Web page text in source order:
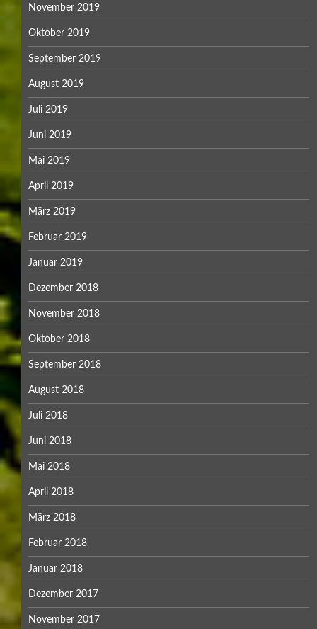
November 2019
Oktober 2019
September 2019
August 2019
Juli 2019
Juni 2019
Mai 2019
April 2019
März 2019
Februar 2019
Januar 2019
Dezember 2018
November 2018
Oktober 2018
September 2018
August 2018
Juli 2018
Juni 2018
Mai 2018
April 2018
März 2018
Februar 2018
Januar 2018
Dezember 2017
November 2017